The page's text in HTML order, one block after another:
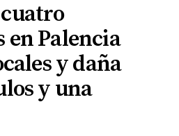
en Palencia
y daña
y una